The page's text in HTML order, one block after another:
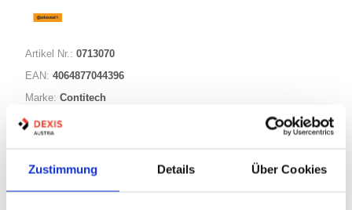
Zustimmung Details Über Cookies
Artikel Nr.: 0713070
EAN: 4064877044396
Marke: Contitech
Herst.: SPA1257CR
Wirklänge: